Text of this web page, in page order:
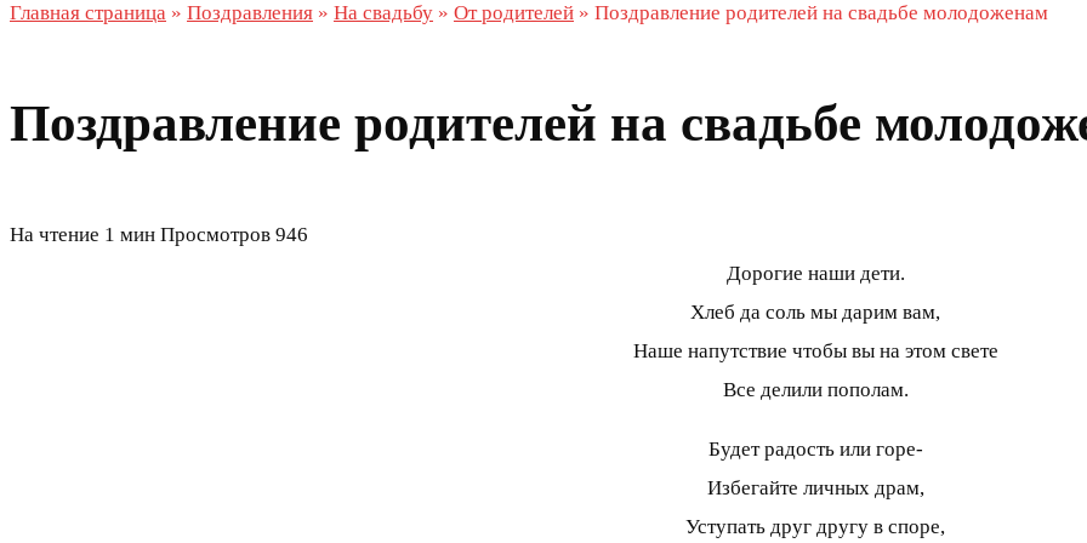
Главная страница » Поздравления » На свадьбу » От родителей » Поздравление родителей на свадьбе молодоженам
Поздравление родителей на свадьбе
На чтение 1 мин Просмотров 946
Дорогие наши дети.
Хлеб да соль мы дарим вам,
Наше напутствие чтобы вы на этом свете
Все делили пополам.
Будет радость или горе-
Избегайте личных драм,
Уступать друг другу в споре,